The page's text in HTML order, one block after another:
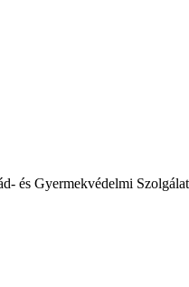
és Gyermekvédelmi